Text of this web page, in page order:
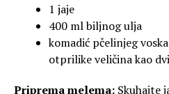
1 jaje
400 ml biljnog ulja
komadić pčelinjeg
otprilike veličina kao
Priprema melema: Skuhajte